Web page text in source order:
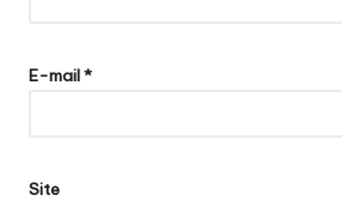
E-mail*
Site